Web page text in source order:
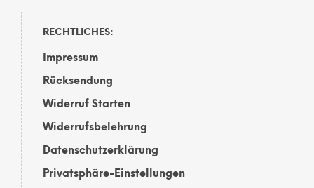
RECHTLICHES:
Impressum
Rücksendung
Widerruf Starten
Widerrufsbelehrung
Datenschutzerklärung
Privatsphäre-Einstellungen